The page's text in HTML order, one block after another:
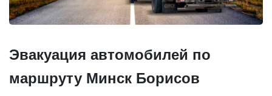
Эвакуация автомобилей по
маршруту Минск Борисов